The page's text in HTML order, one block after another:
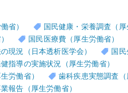
省）
国民健康・栄養調査（
国民医療費（厚生労働省）
現況（日本透析医学会）
国
指導の実施状況（厚生労働省）
労働省）
歯科疾患実態調査
報告（厚生労働省）